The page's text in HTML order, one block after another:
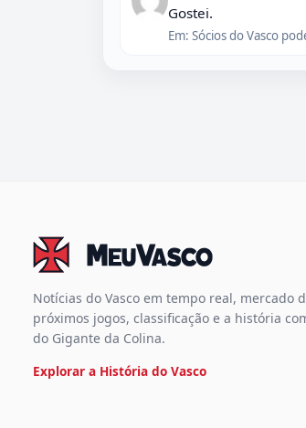
Gostei.
Em: Sócios do Vasco
Notícias do Vasco em tempo real, mercado
próximos jogos, classificação e a história
do Gigante da Colina.
Explorar a História do Vasco